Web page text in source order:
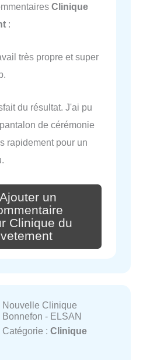
Clinique
:
très propre et super
du résultat. J'ai pu
de cérémonie
rapidement pour un
Ajouter un
Clinique du
vetement
Nouvelle Clinique
Bonnefon - ELSAN
Catégorie : Clinique